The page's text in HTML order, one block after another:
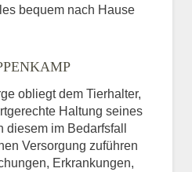
bequem nach Hause
obliegt dem Tierhalter,
Haltung seines
im Bedarfsfall
Versorgung zuführen
Erkrankungen,